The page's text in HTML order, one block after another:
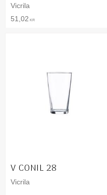
Vicrila
51,02 KR
V CONIL 28
Vicrila